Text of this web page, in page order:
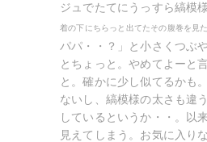
ジュでたてにうっすら縞模
着の下にちらっと出てたその腹巻を見
パパ・・？」と小さくつぶ
とちょっと。やめてよーと
と。確かに少し似てるかも
ないし、縞模様の太さも違
しているというか・・。以
見えてしまう。お気に入り